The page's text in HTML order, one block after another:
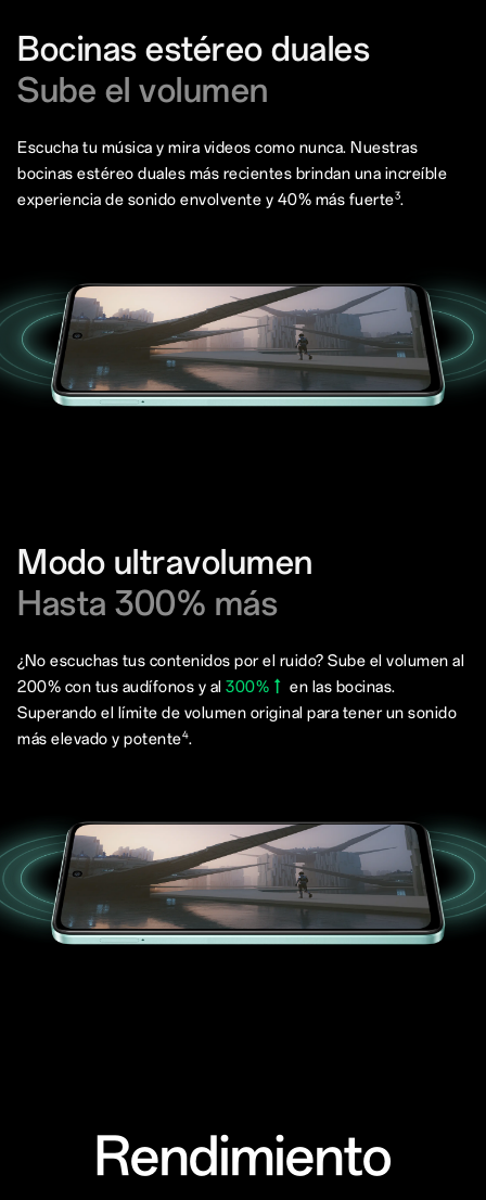
Bocinas estéreo duales
Sube el volumen
Escucha tu música y mira videos como nunca. Nuestras
bocinas estéreo duales más recientes brindan una increíble
experiencia de sonido envolvente y 40% más fuerte3.
Modo ultravolumen
Hasta 300% más
¿No escuchas tus contenidos por el ruido? Sube el volumen al
200% con tus audífonos y al 300%↑ en las bocinas.
Superando el límite de volumen original para tener un sonido
más elevado y potente4.
Rendimiento